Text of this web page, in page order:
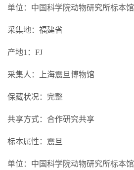
单位：中国科学院动物研究所标本馆
采集地：福建省
产地1：FJ
采集人：上海震旦博物馆
保藏状况：完整
共享方式：合作研究共享
标本属性：震旦
单位：中国科学院动物研究所标本馆